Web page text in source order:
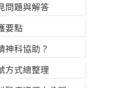
問題與解答
要點
神科協助？
方式總整理